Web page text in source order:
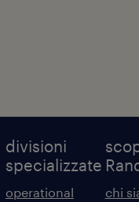
divisioni
specializzate
operational
chi